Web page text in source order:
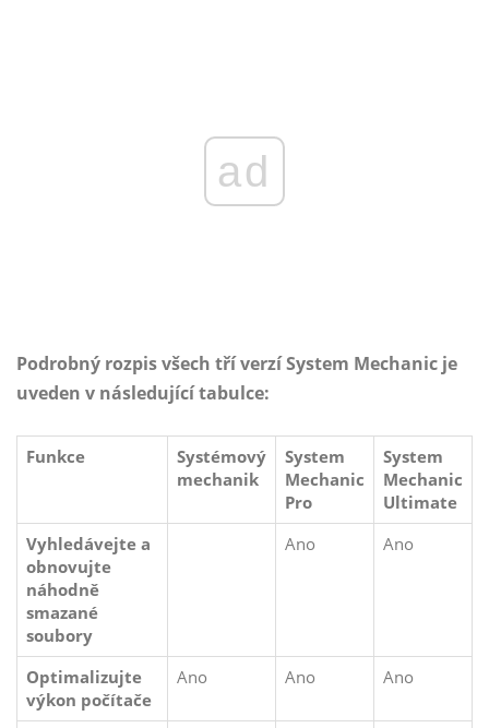
ad
Podrobný rozpis všech tří verzí System Mechanic je
uveden v následující tabulce:
Funkce
Systémový
mechanik
System
Mechanic
Pro
System
Mechanic
Ultimate
Vyhledávejte a
obnovujte
náhodně
smazané
soubory
Ano Ano
Optimalizujte
výkon počítače
Ano Ano Ano